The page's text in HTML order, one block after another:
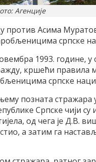
Агенције
против Асима
српске
1993. године, у
кршећи правила
српске
позната стражара
Српске чији су
од чега је Д.В.
а затим га